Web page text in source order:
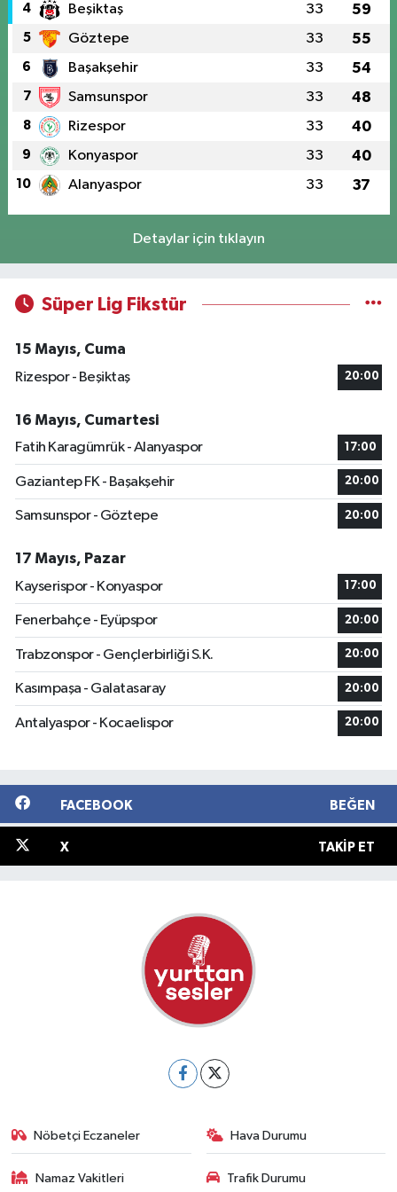
4 Beşiktaş 33 59
5 Göztepe 33 55
6 Başakşehir 33 54
7 Samsunspor 33 48
8 Rizespor 33 40
9 Konyaspor 33 40
10 Alanyaspor 33 37
Detaylar için tıklayın
Süper Lig Fikstür
15 Mayıs, Cuma
Rizespor - Beşiktaş
20:00
16 Mayıs, Cumartesi
Fatih Karagümrük - Alanyaspor
17:00
Gaziantep FK - Başakşehir 20:00
Samsunspor - Göztepe 20:00
17 Mayıs, Pazar
Kayserispor - Konyaspor
17:00
Fenerbahçe - Eyüpspor 20:00
Trabzonspor - Gençlerbirliği S.K. 20:00
Kasımpaşa - Galatasaray 20:00
Antalyaspor - Kocaelispor 20:00
FACEBOOK BEĞEN
X TAKIP ET
Nöbetçi Eczaneler Hava Durumu
Namaz Vakitleri Trafik Durumu